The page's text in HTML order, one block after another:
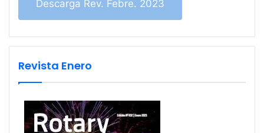
Descarga Rev. Febre. 2023
Revista Enero